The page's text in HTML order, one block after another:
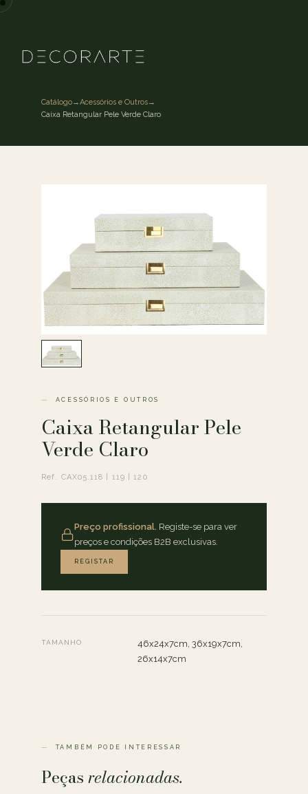
Catálogo→Acessórios e Outros→
Caixa Retangular Pele Verde Claro
ACESSÓRIOS E OUTROS
Caixa Retangular Pele
Verde Claro
Ref. CAX05.118 | 119 | 120
Preço profissional. Registe-se para ver
preços e condições B2B exclusivas.
REGISTAR
TAMANHO
46x24x7cm, 36x19x7cm,
26x14x7cm
TAMBÉM PODE INTERESSAR
Peçasrelacionadas.